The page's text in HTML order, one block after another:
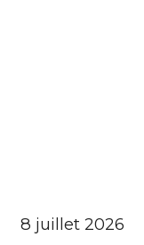
8 juillet 2026